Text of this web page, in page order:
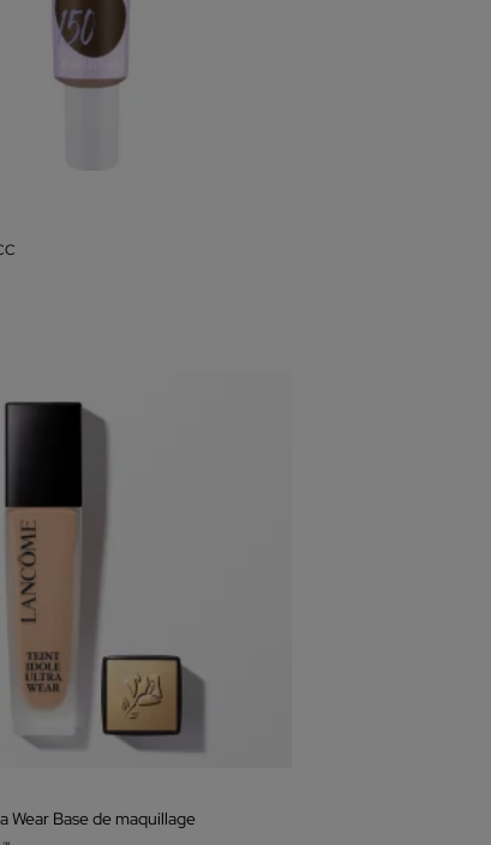
Wear Base de maquillage